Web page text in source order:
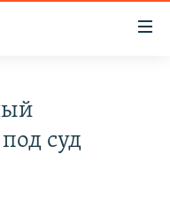
суд